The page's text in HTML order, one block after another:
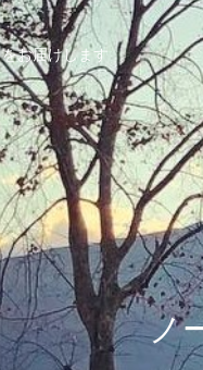
お届けします
ノ